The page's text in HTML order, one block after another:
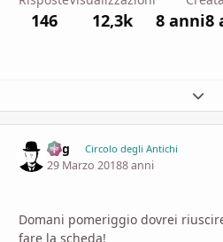
146 12,3k 8 anni8
Fog Circolo degli Antichi
29 Marzo 20188 anni
Domani pomeriggio dovrei
fare la scheda!